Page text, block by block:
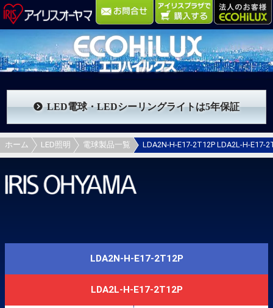
LED電球・LEDシーリングライトは5年保証
ホーム LED照明 電球製品一覧 LDA2N-H-E17-2T12P LDA2L-H-
LDA2N-H-E17-2T12P
LDA2L-H-E17-2T12P